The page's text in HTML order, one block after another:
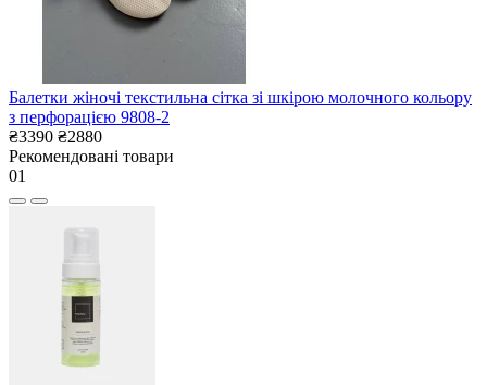
Балетки жіночі текстильна сітка зі шкірою молочного кольору
з перфорацією 9808-2
₴3390 ₴2880
Рекомендовані товари
01